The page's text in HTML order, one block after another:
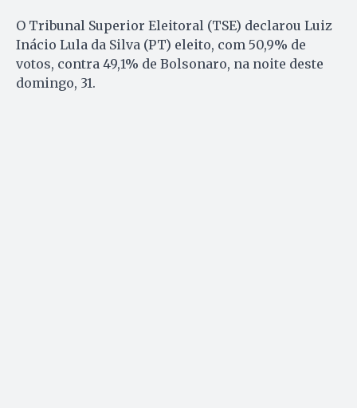
O Tribunal Superior Eleitoral (TSE) declarou Luiz
Inácio Lula da Silva (PT) eleito, com 50,9% de
votos, contra 49,1% de Bolsonaro, na noite deste
domingo, 31.